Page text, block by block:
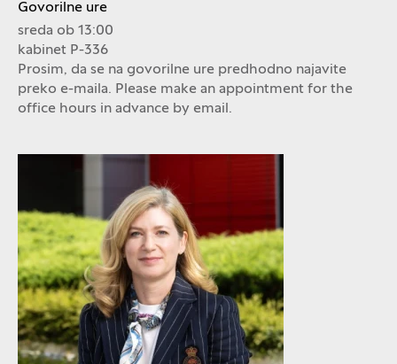
Govorilne ure
sreda ob 13:00
kabinet P-336
Prosim, da se na govorilne ure predhodno najavite
preko e-maila. Please make an appointment for the
office hours in advance by email.